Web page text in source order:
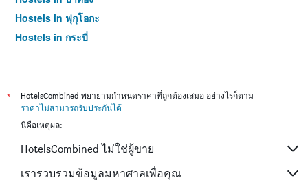
Hostels in ฟุกุโอกะ
Hostels in กระบี่
Hostels in เซี่ยงไฮ้
Hostels in ไทเป
Hostels in หาดใหญ่
Hostels in ภูเก็ต
Hostels in เกียวโต
*
HotelsCombined พยายามกำหนดราคาที่ถูกต้องเสมอ อย่างไรก็ตาม
ราคาไม่สามารถรับประกันได้
นี่คือเหตุผล:
HotelsCombined ไม่ใช่ผู้ขาย
เรารวบรวมข้อมูลมหาศาลเพื่อคุณ